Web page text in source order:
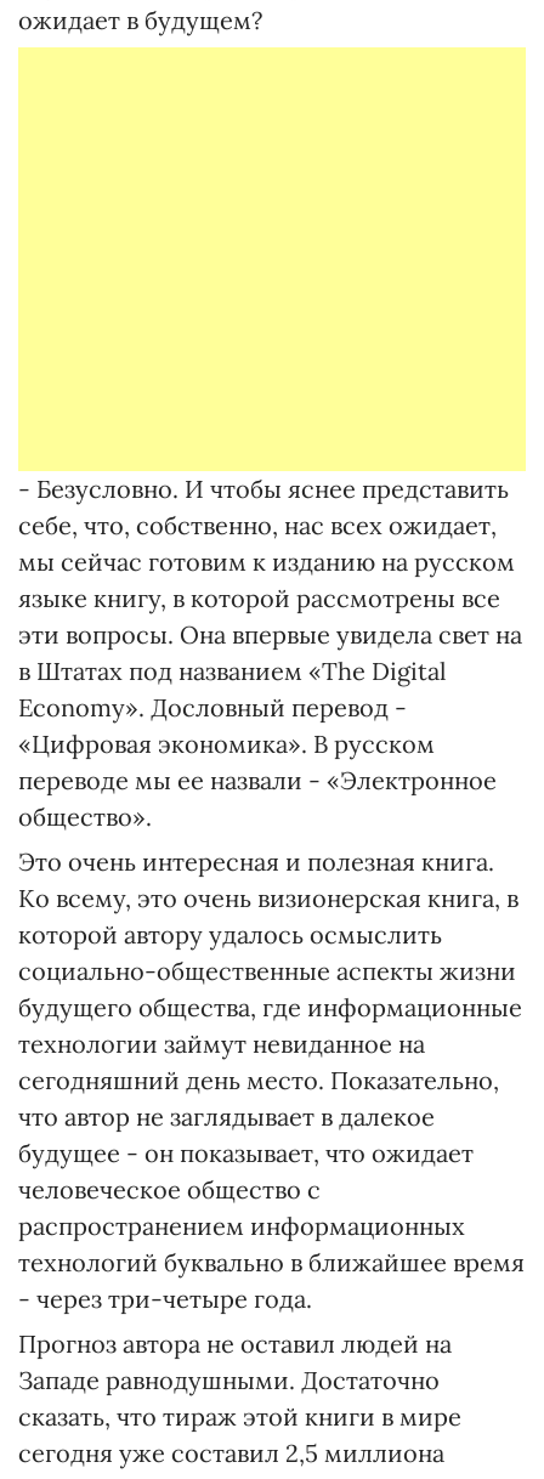
ожидает в будущем?
- Безусловно. И чтобы яснее представить
себе, что, собственно, нас всех ожидает,
мы сейчас готовим к изданию на русском
языке книгу, в которой рассмотрены все
эти вопросы. Она впервые увидела свет на
в Штатах под названием «The Digital
Economy». Дословный перевод -
«Цифровая экономика». В русском
переводе мы ее назвали - «Электронное
общество».
Это очень интересная и полезная книга.
Ко всему, это очень визионерская книга, в
которой автору удалось осмыслить
социально-общественные аспекты жизни
будущего общества, где информационные
технологии займут невиданное на
сегодняшний день место. Показательно,
что автор не заглядывает в далекое
будущее - он показывает, что ожидает
человеческое общество с
распространением информационных
технологий буквально в ближайшее время
- через три-четыре года.
Прогноз автора не оставил людей на
Западе равнодушными. Достаточно
сказать, что тираж этой книги в мире
сегодня уже составил 2,5 миллиона